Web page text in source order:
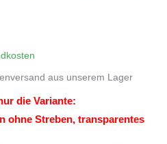
aus unserem Lager
die Variante:
ohne Streben, transparentes